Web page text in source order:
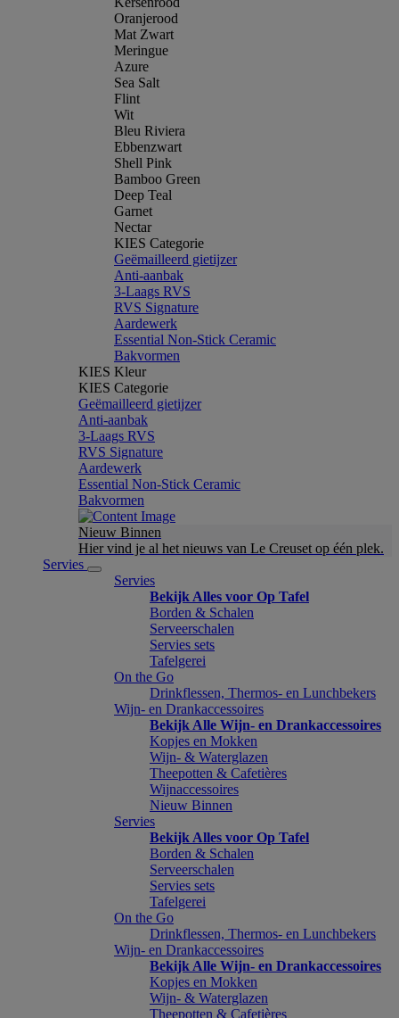
Oranjerood
Mat Zwart
Meringue
Azure
Sea Salt
Flint
Wit
Bleu Riviera
Ebbenzwart
Shell Pink
Bamboo Green
Deep Teal
Garnet
Nectar
KIES Categorie
Geëmailleerd gietijzer
Anti-aanbak
3-Laags RVS
RVS Signature
Aardewerk
Essential Non-Stick Ceramic
Bakvormen
KIES Kleur
KIES Categorie
Geëmailleerd gietijzer
Anti-aanbak
3-Laags RVS
RVS Signature
Aardewerk
Essential Non-Stick Ceramic
Bakvormen
Nieuw Binnen
Hier vind je al het nieuws van Le Creuset op één plek.
Servies
Servies
Bekijk Alles voor Op Tafel
Borden & Schalen
Serveerschalen
Servies sets
Tafelgerei
On the Go
Drinkflessen, Thermos- en Lunchbekers
Wijn- en Drankaccessoires
Bekijk Alle Wijn- en Drankaccessoires
Kopjes en Mokken
Wijn- & Waterglazen
Theepotten & Cafetières
Wijnaccessoires
Nieuw Binnen
Servies
Bekijk Alles voor Op Tafel
Borden & Schalen
Serveerschalen
Servies sets
Tafelgerei
On the Go
Drinkflessen, Thermos- en Lunchbekers
Wijn- en Drankaccessoires
Bekijk Alle Wijn- en Drankaccessoires
Kopjes en Mokken
Wijn- & Waterglazen
Theepotten & Cafetières